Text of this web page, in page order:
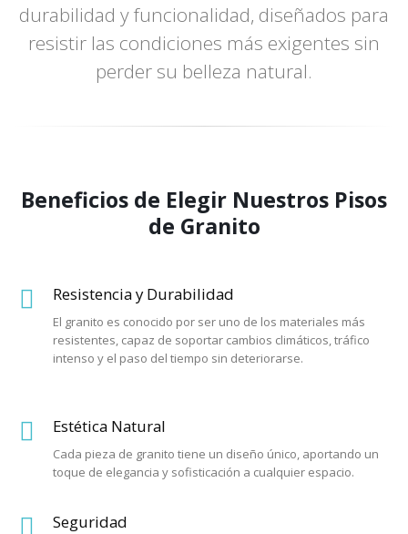
durabilidad y funcionalidad, diseñados para
resistir las condiciones más exigentes sin
perder su belleza natural.
Beneficios de Elegir Nuestros Pisos
de Granito
Resistencia y Durabilidad
El granito es conocido por ser uno de los materiales más
resistentes, capaz de soportar cambios climáticos, tráfico
intenso y el paso del tiempo sin deteriorarse.
Estética Natural
Cada pieza de granito tiene un diseño único, aportando un
toque de elegancia y sofisticación a cualquier espacio.
Seguridad